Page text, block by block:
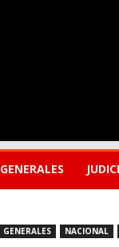
GENERALES
GENERALES NACIONAL